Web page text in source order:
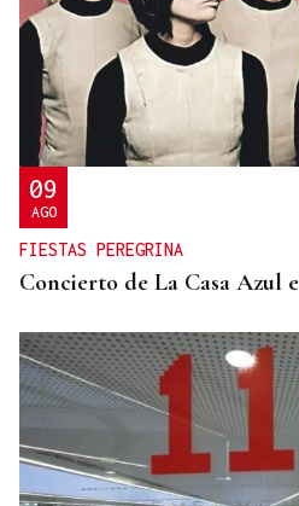
09
AGO
FIESTAS PEREGRINA
Concierto de La Casa Azul